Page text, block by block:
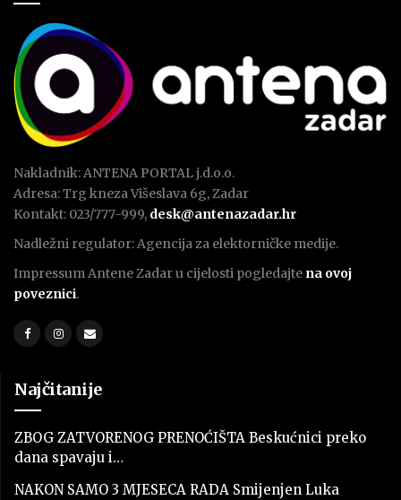
Nakladnik: ANTENA PORTAL j.d.o.o.
Adresa: Trg kneza Višeslava 6g, Zadar
Kontakt: 023/777-999, desk@antenazadar.hr
Nadležni regulator: Agencija za elektorničke medije.
Impressum Antene Zadar u cijelosti pogledajte na ovoj
poveznici.
Najčitanije
ZBOG ZATVORENOG PRENOĆIŠTA Beskućnici preko
dana spavaju i…
NAKON SAMO 3 MJESECA RADA Smijenjen Luka